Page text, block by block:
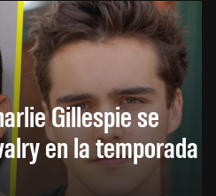
Gillespie se
en la temporada